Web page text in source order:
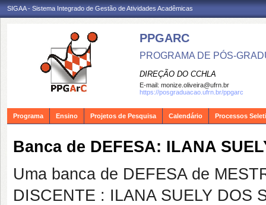
SIGAA - Sistema Integrado de Gestão de Atividades Acadêmicas
PPGARC
PROGRAMA DE PÓS-
DIREÇÃO DO CCHLA
E-mail: monize.oliveira@ufrn.br
https://posgraduacao.ufrn.br/ppgarc
Programa Ensino Projetos de Pesquisa Calendário Processos
Banca de DEFESA: ILANA
Uma banca de DEFESA de
DISCENTE : ILANA SUELY DOS